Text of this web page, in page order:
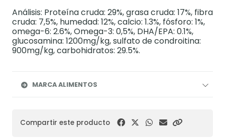
Análisis: Proteína cruda: 29%, grasa cruda: 17%, fibra
cruda: 7,5%, humedad: 12%, calcio: 1.3%, fósforo: 1%,
omega-6: 2.6%, Omega-3: 0,5%, DHA/EPA: 0.1%,
glucosamina: 1200mg/kg, sulfato de condroitina:
900mg/kg, carbohidratos: 29.5%.
MARCA ALIMENTOS
Compartir este producto